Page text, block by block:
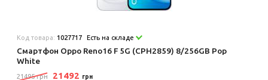
Код товара: 1027717 Есть на складе
Смартфон Oppo Reno16 F 5G (CPH2859) 8/256GB Pop
White
21495 грн 21492 грн